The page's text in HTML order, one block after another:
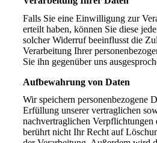
Falls Sie eine Einwilligung zur
erteilt haben, können Sie diese
solcher Widerruf beeinflusst die
Verarbeitung Ihrer
Sie ihn gegenüber uns
Aufbewahrung von Daten
Wir speichern personenbezogene
Erfüllung unserer vertraglichen
nachvertraglichen
berührt nicht Ihr Recht auf